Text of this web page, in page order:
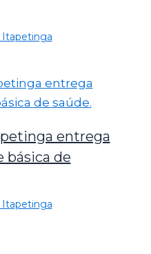
Itapetinga
entrega
básica de
Itapetinga